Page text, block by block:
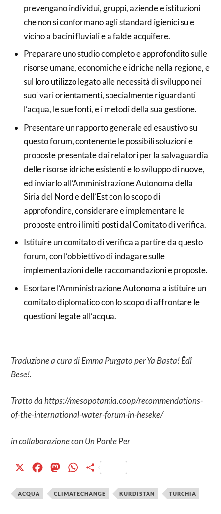
prevengano individui, gruppi, aziende e istituzioni
che non si conformano agli standard igienici su e
vicino a bacini fluviali e a falde acquifere.
Preparare uno studio completo e approfondito sulle
risorse umane, economiche e idriche nella regione, e
sul loro utilizzo legato alle necessità di sviluppo nei
suoi vari orientamenti, specialmente riguardanti
l’acqua, le sue fonti, e i metodi della sua gestione.
Presentare un rapporto generale ed esaustivo su
questo forum, contenente le possibili soluzioni e
proposte presentate dai relatori per la salvaguardia
delle risorse idriche esistenti e lo sviluppo di nuove,
ed inviarlo all’Amministrazione Autonoma della
Siria del Nord e dell’Est con lo scopo di
approfondire, considerare e implementare le
proposte entro i limiti posti dal Comitato di verifica.
Istituire un comitato di verifica a partire da questo
forum, con l’obbiettivo di indagare sulle
implementazioni delle raccomandazioni e proposte.
Esortare l’Amministrazione Autonoma a istituire un
comitato diplomatico con lo scopo di affrontare le
questioni legate all’acqua.
Traduzione a cura di Emma Purgato per Ya Basta! Êdî
Bese!.
Tratto da https://mesopotamia.coop/recommendations-
of-the-international-water-forum-in-heseke/
in collaborazione con Un Ponte Per
FacebookMastodonWhatsAppCondividi
ACQUA CLIMATECHANGE KURDISTAN TURCHIA